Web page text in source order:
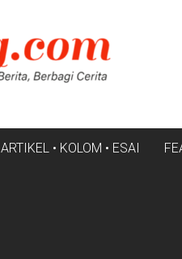
ARTIKEL • KOLOM • ESAI